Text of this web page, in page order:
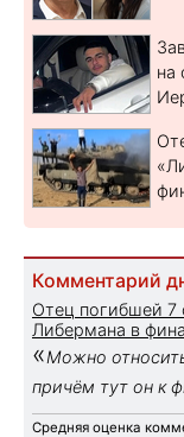
на
Комментарий
Отец погибшей 7
Либермана в
«Можно
причём тут он к
Средняя оценка